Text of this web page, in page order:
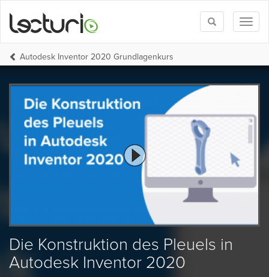
Toggle
search
Autodesk Inventor 2020 Grundlagenkurs
Die Konstruktion des Pleuels in
Autodesk Inventor 2020